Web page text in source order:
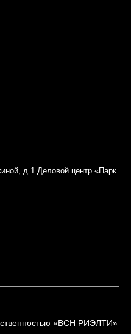
д.1 Деловой центр «Парк
«ВСН РИЭЛТИ»